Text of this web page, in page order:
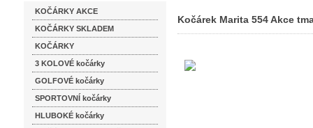
KOČÁRKY AKCE
KOČÁRKY SKLADEM
KOČÁRKY
3 KOLOVÉ kočárky
GOLFOVÉ kočárky
SPORTOVNÍ kočárky
HLUBOKÉ kočárky
Kočárek Marita 554 Akce